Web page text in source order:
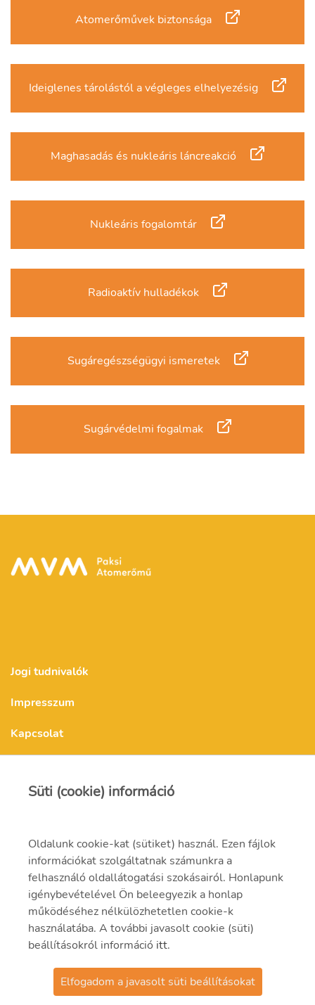
Atomerőművek biztonsága
Ideiglenes tárolástól a végleges elhelyezésig
Maghasadás és nukleáris láncreakció
Nukleáris fogalomtár
Radioaktív hulladékok
Sugáregészségügyi ismeretek
Sugárvédelmi fogalmak
Jogi tudnivalók
Impresszum
Kapcsolat
MVM Paksi Atomerőmű Zrt.
atom​eromu@npp.hu​ ​
7030 Paks, hrsz.: 8803/17
06 (75) 505-000
Süti (cookie) információ
Oldalunk cookie-kat (sütiket) használ. Ezen fájlok
információkat szolgáltatnak számunkra a
felhasználó oldallátogatási szokásairól. Honlapunk
igénybevételével Ön beleegyezik a honlap
működéséhez nélkülözhetetlen cookie-k
használatába. A további javasolt cookie (süti)
beállításokról információ itt.
Elfogadom a javasolt süti beállításokat